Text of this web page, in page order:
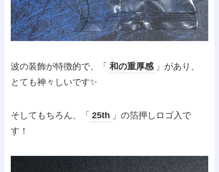
波の装飾が特徴的で、「 和の重厚感 」があり、
とても神々しいです✨️
そしてもちろん、「 25th 」の箔押しロゴ入で
す！